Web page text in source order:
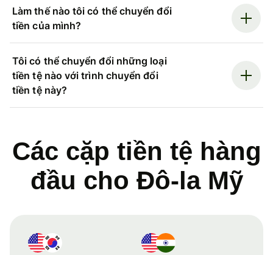
Làm thế nào tôi có thể chuyển đổi
tiền của mình?
Tôi có thể chuyển đổi những loại
tiền tệ nào với trình chuyển đổi
tiền tệ này?
Các cặp tiền tệ hàng
đầu cho Đô-la Mỹ